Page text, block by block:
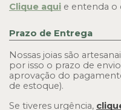
Clique aqui e entenda o
Prazo de Entrega
Nossas joias são
por isso o prazo de
aprovação do
de estoque).
Se tiveres urgência,